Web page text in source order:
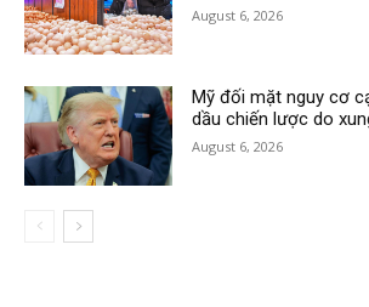
August 6, 2026
Mỹ đối mặt nguy cơ
dầu chiến lược do
August 6, 2026